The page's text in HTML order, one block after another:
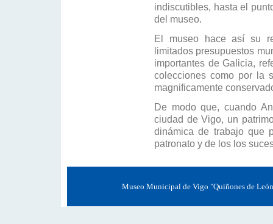
indiscutibles, hasta el
del museo.
El museo hace así su
limitados presupuestos
importantes de Galicia,
colecciones como por la
magnificamente
De modo que, cuando
ciudad de Vigo, un
dinámica de trabajo que
patronato y de los los
Museo Municipal de Vigo "Quiñones de